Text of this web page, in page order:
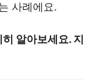
사례에요.
알아보세요. 지